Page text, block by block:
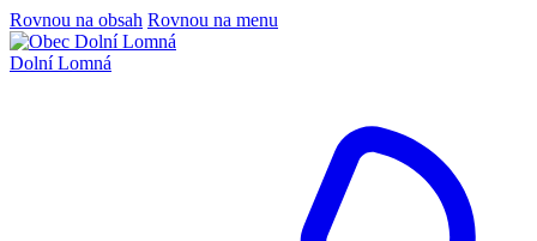
Rovnou na obsah Rovnou na menu
Dolní Lomná